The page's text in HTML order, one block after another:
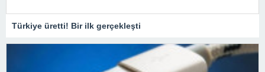
Türkiye üretti! Bir ilk gerçekleşti